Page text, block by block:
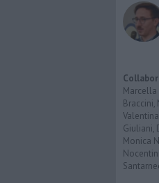
Marcella
Braccini,
Giuliani,
Monica